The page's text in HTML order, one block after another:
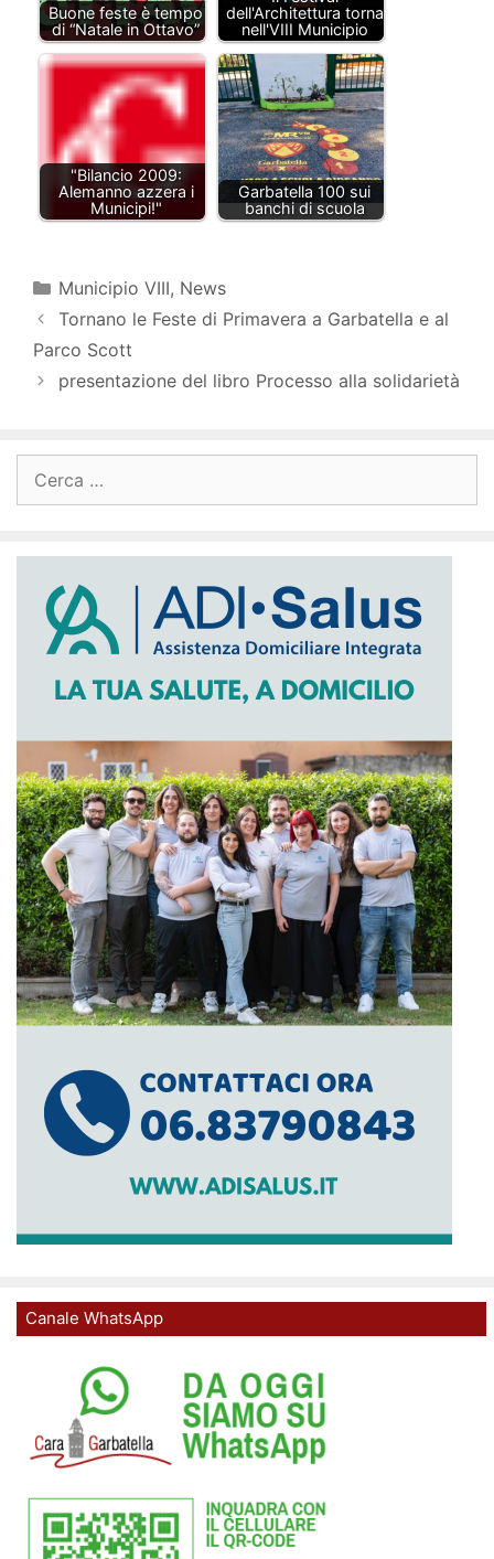
Buone feste è tempo
di “Natale in Ottavo”
dell'Architettura torna
nell'VIII Municipio
"Bilancio 2009:
Alemanno azzera i
Municipi!"
Garbatella 100 sui
banchi di scuola
Categorie
Municipio VIII, News
Tornano le Feste di Primavera a Garbatella e al
Parco Scott
presentazione del libro Processo alla solidarietà
per:
Canale WhatsApp